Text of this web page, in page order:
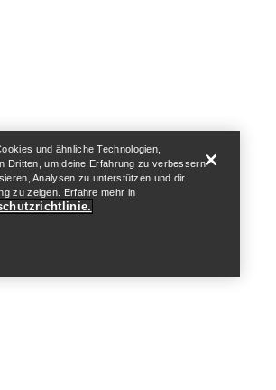
und ähnliche Technologien,
Dritten, um deine Erfahrung zu verbessern
Analysen zu unterstützen und dir
zu zeigen. Erfahre mehr in